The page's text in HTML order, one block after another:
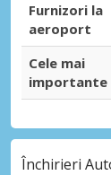
Furnizori la
aeroport
Cele mai
importante
Închirieri